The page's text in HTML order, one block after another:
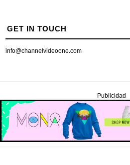
GET IN TOUCH
info@channelvideoone.com
Publicidad